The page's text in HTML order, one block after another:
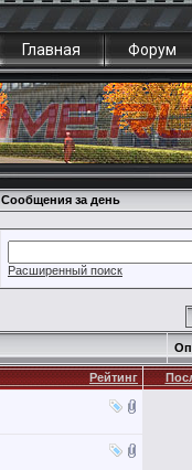
Главная Форум
Сообщения за день
Расширенный поиск
Рейтинг